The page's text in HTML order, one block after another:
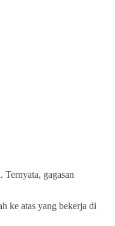
Ternyata, gagasan
ke atas yang bekerja di